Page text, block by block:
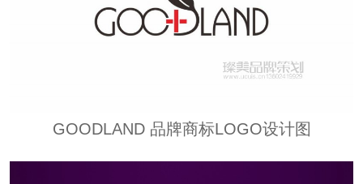
GOODLAND 品牌商标LOGO设计图